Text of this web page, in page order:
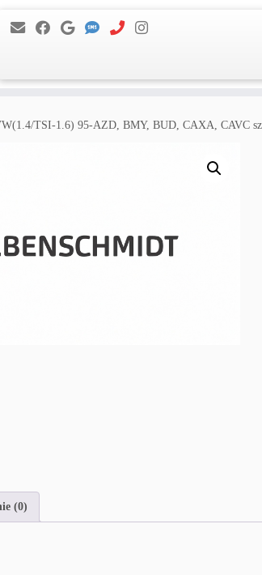
TSI-1.6) 95-AZD, BMY, BUD, CAXA, CAVC
(0)